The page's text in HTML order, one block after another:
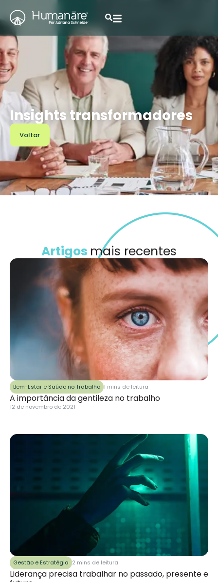
Insights transformadores
Voltar
Artigos mais recentes
Bem-Estar e Saúde no Trabalho 1 mins de leitura
A importância da gentileza no trabalho
12 de novembro de 2021
Gestão e Estratégia 2 mins de leitura
Liderança precisa trabalhar no passado, presente e